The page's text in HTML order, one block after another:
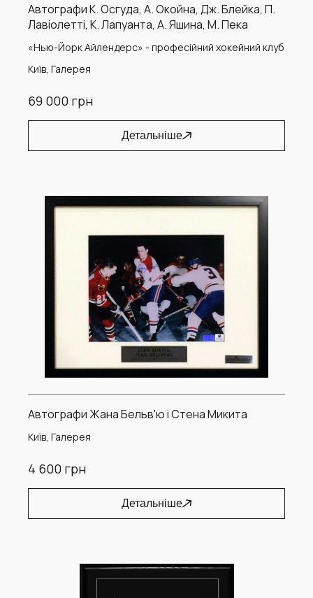
Автографи К. Осгуда, А. Окойна, Дж. Блейка, П.
Лавіолетті, К. Лапуанта, А. Яшина, М. Пека
«Нью-Йорк Айлендерс» - професійний хокейний клуб
Київ, Галерея
69 000 грн
Детальніше
Автографи Жана Бельв'ю і Стена Микита
Київ, Галерея
4 600 грн
Детальніше